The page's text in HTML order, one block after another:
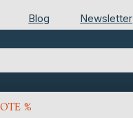
Blog Newsletter
%